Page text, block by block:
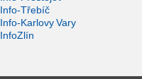
Info-Třebíč
Info-Karlovy Vary
InfoZlín